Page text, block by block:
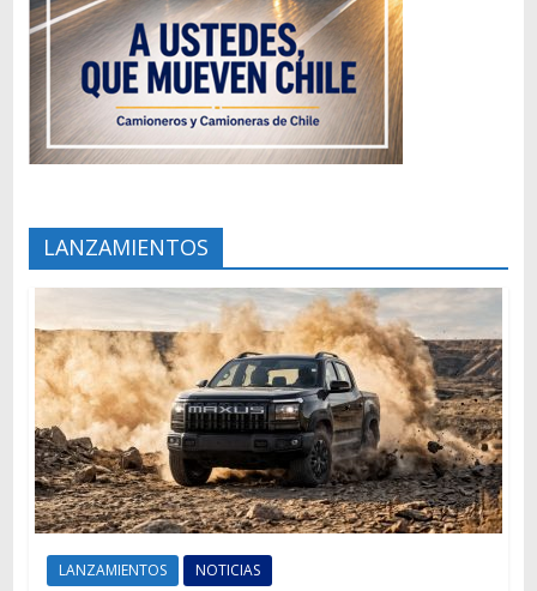
LANZAMIENTOS
LANZAMIENTOS NOTICIAS